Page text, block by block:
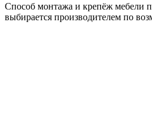
Способ монтажа и крепёж мебели
выбирается производителем по